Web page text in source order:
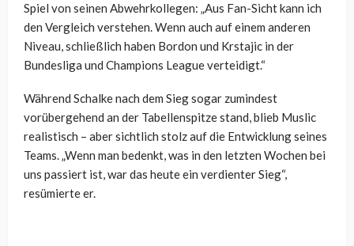
Spiel von seinen Abwehrkollegen: „Aus Fan-Sicht kann ich
den Vergleich verstehen. Wenn auch auf einem anderen
Niveau, schließlich haben Bordon und Krstajic in der
Bundesliga und Champions League verteidigt.“
Während Schalke nach dem Sieg sogar zumindest
vorübergehend an der Tabellenspitze stand, blieb Muslic
realistisch – aber sichtlich stolz auf die Entwicklung seines
Teams. „Wenn man bedenkt, was in den letzten Wochen bei
uns passiert ist, war das heute ein verdienter Sieg“,
resümierte er.